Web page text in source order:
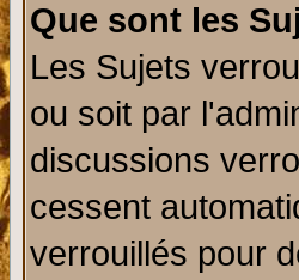
Que sont les
Les Sujets
ou soit par
discussions
cessent
verrouillés pour